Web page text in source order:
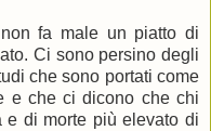
fa male un piatto di
Ci sono persino degli
che sono portati come
e che ci dicono che chi
e di morte più elevato di